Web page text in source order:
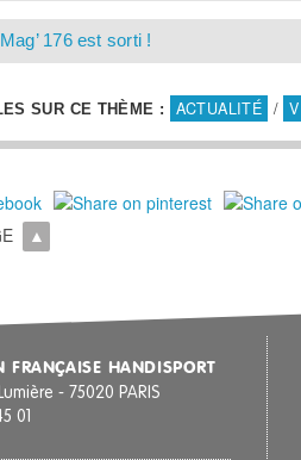
176 est sorti !
SUR CE THÈME : ACTUALITÉ /
FRANÇAISE HANDISPORT
- 75020 PARIS
01